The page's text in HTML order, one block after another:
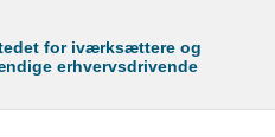
for iværksættere og
erhvervsdrivende